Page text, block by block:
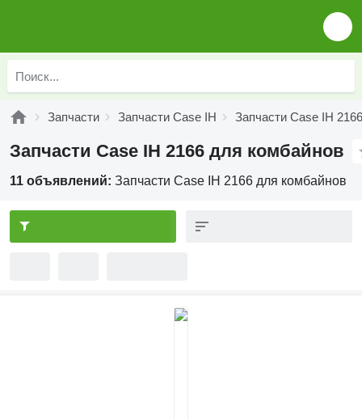
Запчасти Запчасти Case IH Запчасти Case IH 2166
Запчасти Case IH 2166 для комбайнов
11 объявлений: Запчасти Case IH 2166 для комбайнов